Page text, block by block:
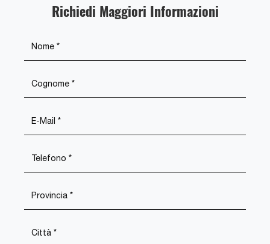
Richiedi Maggiori Informazioni